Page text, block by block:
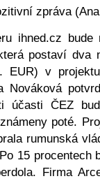
zpráva
ihned.cz
postaví dva
EUR) v
Nováková
účasti ČEZ
poté.
rumunská
15 procentech
Firma